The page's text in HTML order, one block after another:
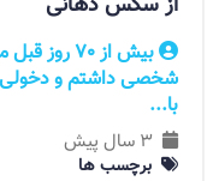
بیش از 70
شخصی داشتم و
با...
3 سال پیش
برچسب ها